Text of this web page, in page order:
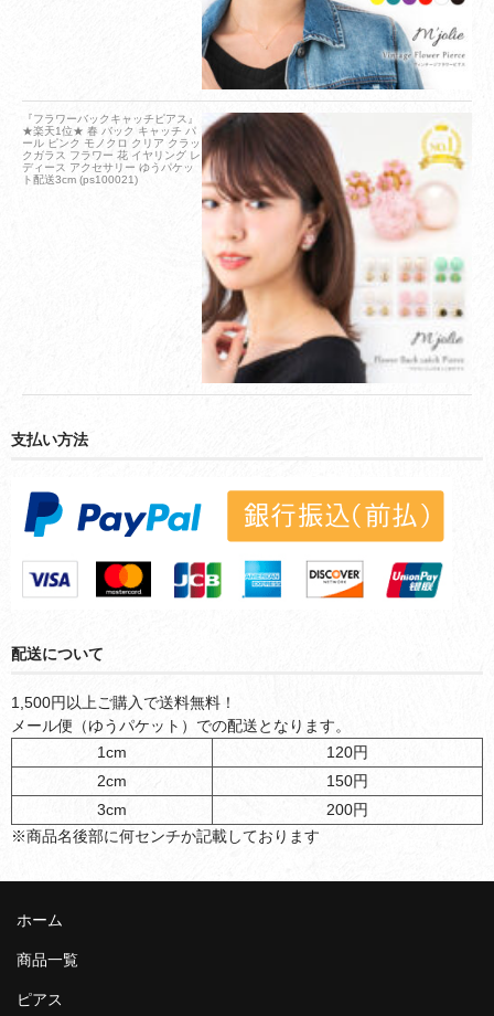
『フラワーバックキャッチピアス』
★楽天1位★ 春 バック キャッチ パ
ール ピンク モノクロ クリア クラッ
クガラス フラワー 花 イヤリング レ
ディース アクセサリー ゆうパケッ
ト配送3cm (ps100021)
支払い方法
配送について
1,500円以上ご購入で送料無料！
メール便（ゆうパケット）での配送となります。
1cm
120円
2cm
150円
3cm
200円
※商品名後部に何センチか記載しております
ホーム
商品一覧
ピアス